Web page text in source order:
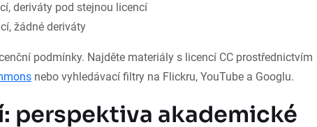
deriváty pod stejnou licencí
žádné deriváty
podmínky. Najděte materiály s licencí CC prostřednictvím
nebo vyhledávací filtry na Flickru, YouTube a Googlu.
perspektiva akademické